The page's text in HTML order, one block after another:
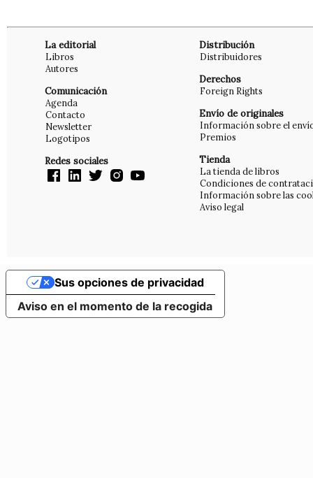
La editorial
Libros
Autores
Comunicación
Agenda
Contacto
Newsletter
Logotipos
Redes sociales
Distribución
Distribuidores
Derechos
Foreign Rights
Envío de originales
Información sobre el
Premios
Tienda
La tienda de libros
Condiciones de
Información sobre las
Aviso legal
Aviso en el momento de la recogida
Sus opciones de privacidad